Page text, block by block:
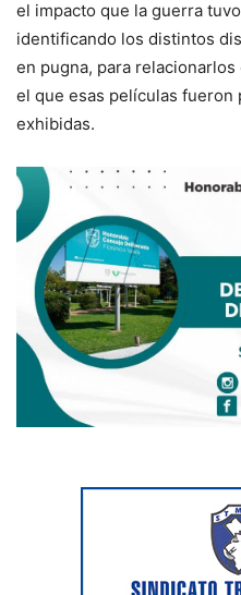
el impacto que la guerra
identificando los distintos
en pugna, para
el que esas películas fueron
exhibidas.